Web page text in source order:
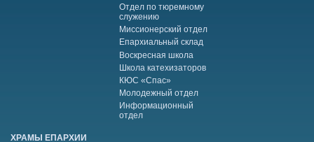
Отдел по тюремному
служению
Миссионерский отдел
Епархиальный склад
Воскресная школа
Школа катехизаторов
КЮС «Спас»
Молодежный отдел
Информационный
отдел
ХРАМЫ ЕПАРХИИ